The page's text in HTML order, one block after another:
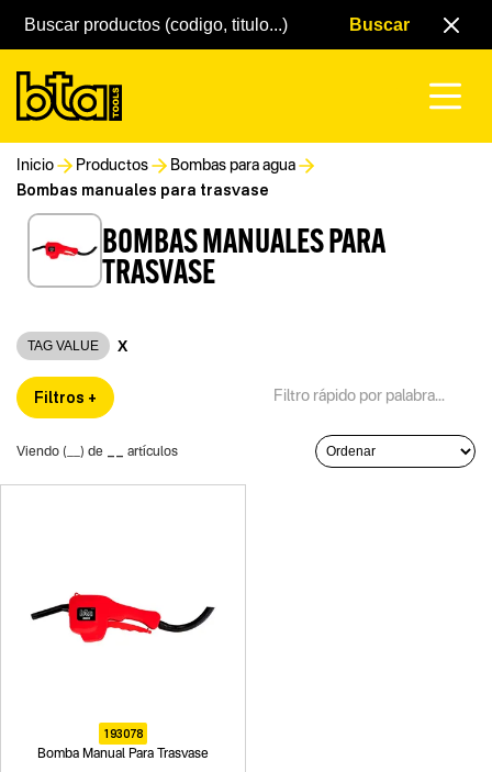
Inicio Productos Bombas para agua
Bombas manuales para trasvase
BOMBAS MANUALES PARA
TRASVASE
TAG VALUE X
Filtros +
Viendo ( ) de artículos
193078
Bomba Manual Para Trasvase